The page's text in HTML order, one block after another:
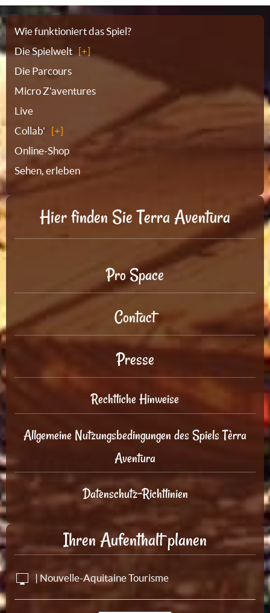
Sitemap
Wie funktioniert das Spiel?
Die Spielwelt
Die Parcours
Micro Z'aventures
Live
Collab'
Online-Shop
Sehen, erleben
Hier finden Sie Terra Aventura
Pro Space
Contact
Presse
Rechtliche Hinweise
Allgemeine Nutzungsbedingungen des Spiels Tèrra
Aventura
Datenschutz-Richtlinien
Ihren Aufenthalt planen
| Nouvelle-Aquitaine Tourisme